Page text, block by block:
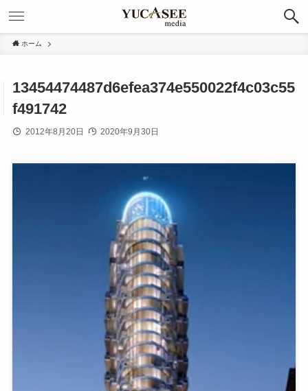
ホーム
13454474487d6efea374e550022f4c03c55
f491742
2012年8月20日 2020年9月30日